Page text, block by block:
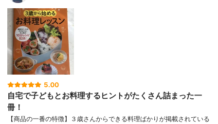
5.00
自宅で子どもとお料理するヒントがたくさん詰まった一
冊！
【商品の一番の特徴】３歳さんからできる料理ばかりが掲載されている